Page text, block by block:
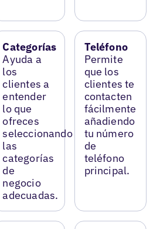
Categorías
Ayuda a
los
clientes a
entender
lo que
ofreces
seleccionando
las
categorías
de
negocio
adecuadas.
Teléfono
Permite
que los
clientes te
contacten
fácilmente
añadiendo
tu número
de
teléfono
principal.